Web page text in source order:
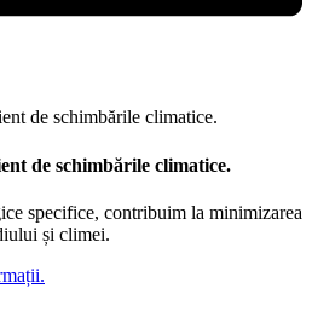
de schimbările climatice.
specifice, contribuim la minimizarea
și climei.